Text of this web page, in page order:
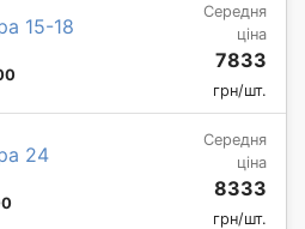
15-18
Середня
ціна
7833
грн/шт.
24
Середня
ціна
8333
грн/шт.